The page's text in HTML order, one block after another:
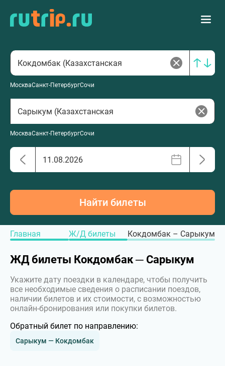
МоскваСанкт-ПетербургСочи
МоскваСанкт-ПетербургСочи
Найти билеты
Главная Ж/Д билеты Кокдомбак – Сарыкум
ЖД билеты Кокдомбак ─ Сарыкум
Укажите дату поездки в календаре, чтобы получить
все необходимые сведения о расписании поездов,
наличии билетов и их стоимости, с возможностью
онлайн-бронирования или покупки билетов.
Обратный билет по направлению:
Сарыкум — Кокдомбак